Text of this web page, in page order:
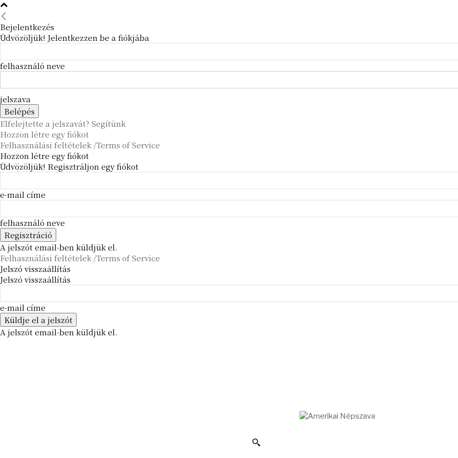
Bejelentkezés
Üdvözöljük! Jelentkezzen be a fiókjába
felhasználó neve
jelszava
Elfelejtette a jelszavát? Segítünk
Hozzon létre egy fiókot
Felhasználási feltételek /Terms of Service
Hozzon létre egy fiókot
Üdvözöljük! Regisztráljon egy fiókot
e-mail címe
felhasználó neve
A jelszót email-ben küldjük el.
Felhasználási feltételek /Terms of Service
Jelszó visszaállítás
Jelszó visszaállítás
e-mail címe
A jelszót email-ben küldjük el.